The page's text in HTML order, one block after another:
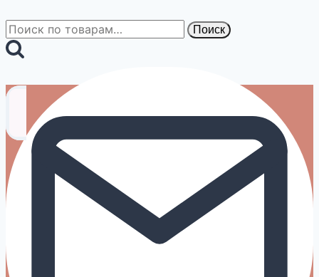
Искать: Поиск